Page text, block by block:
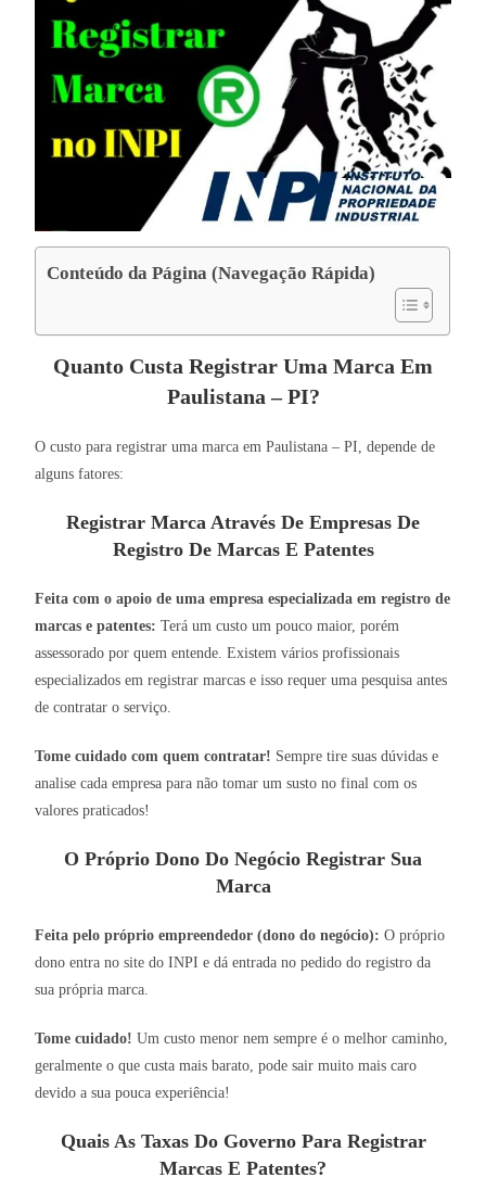
Conteúdo da Página (Navegação Rápida)
Quanto Custa Registrar Uma Marca Em
Paulistana – PI?
O custo para registrar uma marca em Paulistana – PI, depende de
alguns fatores:
Registrar Marca Através De Empresas De
Registro De Marcas E Patentes
Feita com o apoio de uma empresa especializada em registro de
marcas e patentes: Terá um custo um pouco maior, porém
assessorado por quem entende. Existem vários profissionais
especializados em registrar marcas e isso requer uma pesquisa antes
de contratar o serviço.
Tome cuidado com quem contratar! Sempre tire suas dúvidas e
analise cada empresa para não tomar um susto no final com os
valores praticados!
O Próprio Dono Do Negócio Registrar Sua
Marca
Feita pelo próprio empreendedor (dono do negócio): O próprio
dono entra no site do INPI e dá entrada no pedido do registro da
sua própria marca.
Tome cuidado! Um custo menor nem sempre é o melhor caminho,
geralmente o que custa mais barato, pode sair muito mais caro
devido a sua pouca experiência!
Quais As Taxas Do Governo Para Registrar
Marcas E Patentes?